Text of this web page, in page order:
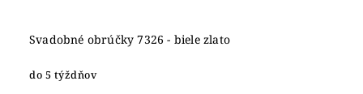
Svadobné obrúčky 7326 - biele zlato
do 5 týždňov